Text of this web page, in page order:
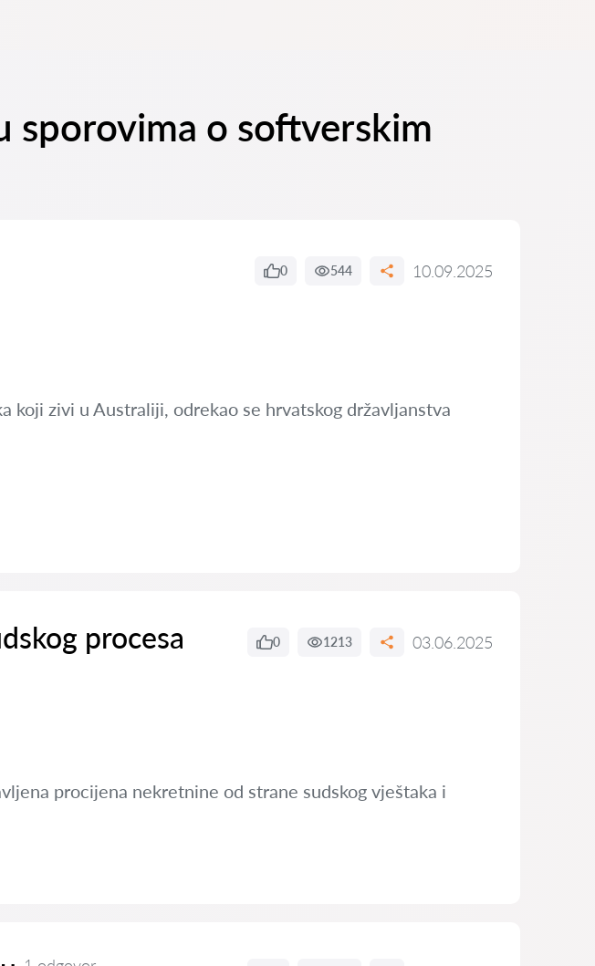
sporovima o softverskim
0 544 10.09.2025
koji zivi u Australiji, odrekao se hrvatskog državljanstva
procesa 0 1213 03.06.2025
procijena nekretnine od strane sudskog vještaka i